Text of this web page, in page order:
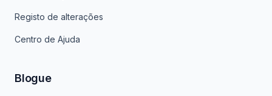
Registo de alterações
Centro de Ajuda
Blogue